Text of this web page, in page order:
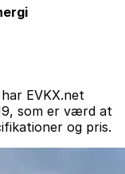
EVKX.net
som er værd at
og pris.